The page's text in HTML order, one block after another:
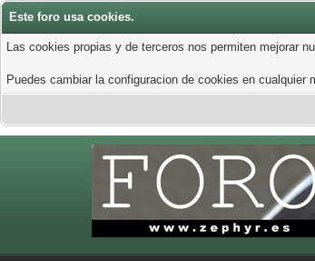
Este foro usa cookies.
Las cookies propias y de terceros nos permiten mejorar
Puedes cambiar la configuracion de cookies en